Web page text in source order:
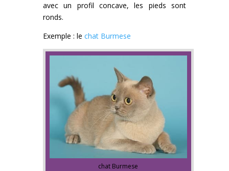
avec un profil concave, les pieds sont
ronds.
Exemple : le chat Burmese
chat Burmese